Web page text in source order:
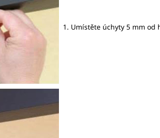
1. Umístěte úchyty 5 mm od